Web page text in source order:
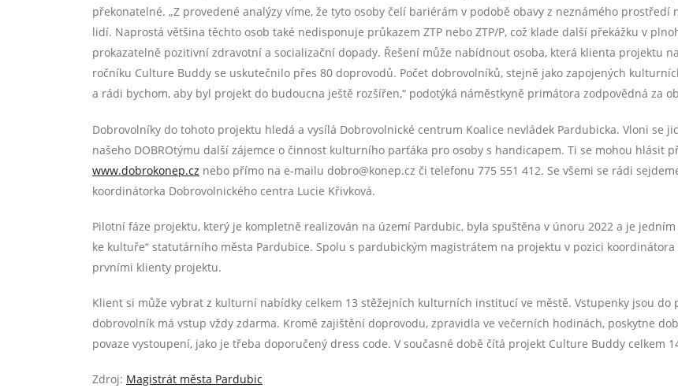
překonatelné. „Z provedené analýzy víme, že tyto osoby čelí bariérám v podobě obavy z neznámého
lidí. Naprostá většina těchto osob také nedisponuje průkazem ZTP nebo ZTP/P, což klade další překážku v
prokazatelně pozitivní zdravotní a socializační dopady. Řešení může nabídnout osoba, která klienta projektu
ročníku Culture Buddy se uskutečnilo přes 80 doprovodů. Počet dobrovolníků, stejně jako zapojených
a rádi bychom, aby byl projekt do budoucna ještě rozšířen,“ podotýká náměstkyně primátora zodpovědná za
Dobrovolníky do tohoto projektu hledá a vysílá Dobrovolnické centrum Koalice nevládek Pardubicka. Vloni se
našeho DOBROtýmu další zájemce o činnost kulturního parťáka pro osoby s handicapem. Ti se mohou hlásit
www.dobrokonep.cz nebo přímo na e-mailu dobro@konep.cz či telefonu 775 551 412. Se všemi se rádi
koordinátorka Dobrovolnického centra Lucie Křivková.
Pilotní fáze projektu, který je kompletně realizován na území Pardubic, byla spuštěna v únoru 2022 a je
ke kultuře“ statutárního města Pardubice. Spolu s pardubickým magistrátem na projektu v pozici
prvními klienty projektu.
Klient si může vybrat z kulturní nabídky celkem 13 stěžejních kulturních institucí ve městě. Vstupenky jsou do
dobrovolník má vstup vždy zdarma. Kromě zajištění doprovodu, zpravidla ve večerních hodinách, poskytne
povaze vystoupení, jako je třeba doporučený dress code. V současné době čítá projekt Culture Buddy celkem
Zdroj: Magistrát města Pardubic